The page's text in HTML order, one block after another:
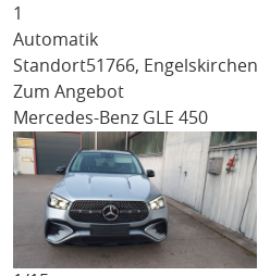
1
Automatik
Standort51766, Engelskirchen
Zum Angebot
Mercedes-Benz GLE 450